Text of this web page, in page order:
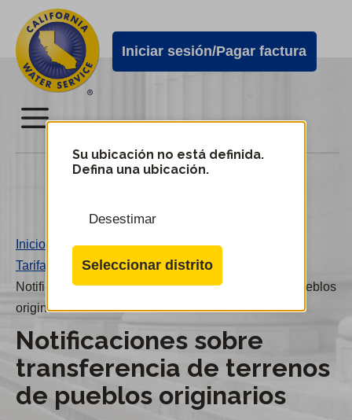
directamente
contenido
principal
Alertas
de
Cal
Water
Iniciar sesión/Pagar factura
Menú
Menú
móvil
de
Cal
Water
Tarifas de Cal Water
Su ubicación no está definida.
Defina una ubicación.
Desestimar
Seleccionar distrito
distrito
Inicio
Tarifas
Notificaciones sobre transferencia de terrenos de pueblos
originarios
Notificaciones sobre
transferencia de terrenos
de pueblos originarios